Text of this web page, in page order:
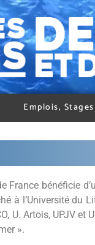
Emplois,
France bénéficie
l’Université du
Artois, UPJV et
».